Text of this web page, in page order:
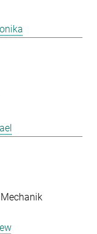
Mechanik